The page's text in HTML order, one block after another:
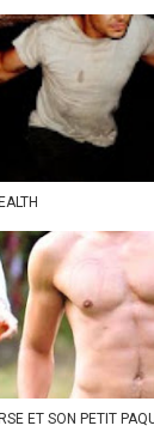
ET SON PETIT